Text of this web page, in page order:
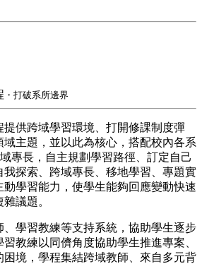
・打破系所邊界
供跨域學習環境、打開修課制度彈
主題，並以此為核心，搭配校內各系
專長，自主規劃學習路徑、訂定自己
我探索、跨域專長、移地學習、專題實
學習能力，使學生能夠回應變動快速
議題。
學習教練等支持系統，協助學生逐步
教練以同儕角度協助學生推進專案、
境，學程集結跨域教師、來自多元背